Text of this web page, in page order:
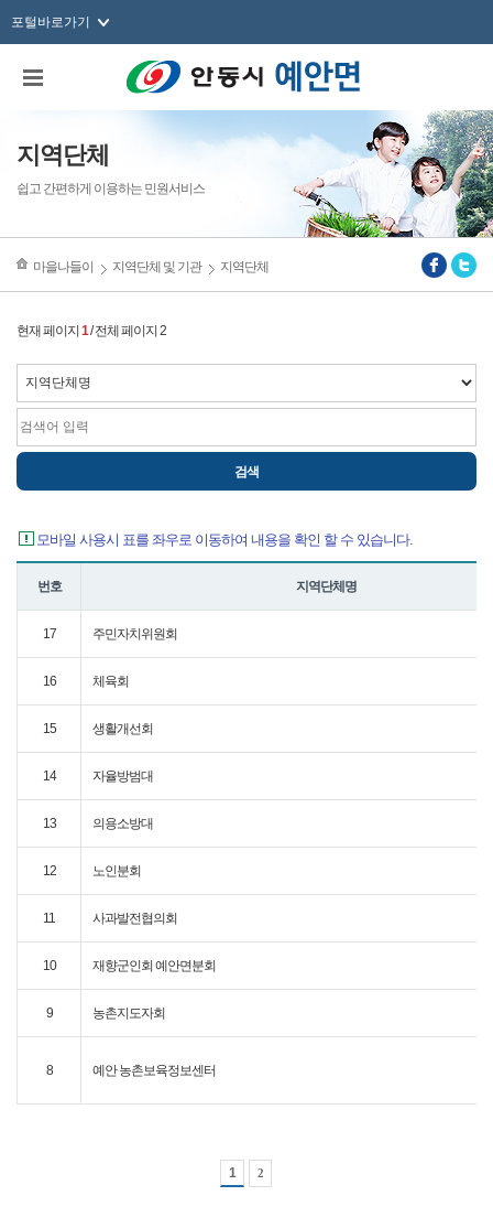
포털바로가기
지역단체
쉽고 간편하게 이용하는 민원서비스
마을나들이 지역단체 및 기관 지역단체
현재 페이지 1/ 전체 페이지 2
모바일 사용시 표를 좌우로 이동하여 내용을 확인 할 수 있습니다.
번호 지역단체명
17 주민자치위원회
16 체육회
15 생활개선회
14 자율방범대
13 의용소방대
12 노인분회
11 사과발전협의회
10 재향군인회 예안면분회
9 농촌지도자회
8 예안 농촌보육정보센터
1 2